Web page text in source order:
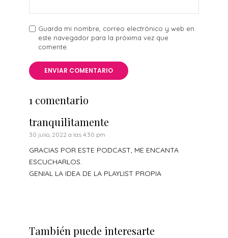
Guarda mi nombre, correo electrónico y web en
este navegador para la próxima vez que
comente.
1 comentario
tranquilitamente
30 julio, 2022 a las 4:30 pm
GRACIAS POR ESTE PODCAST, ME ENCANTA
ESCUCHARLOS.
GENIAL LA IDEA DE LA PLAYLIST PROPIA
También puede interesarte